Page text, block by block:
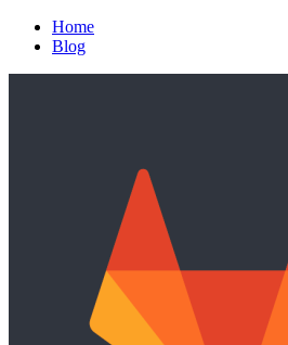
Home
Blog